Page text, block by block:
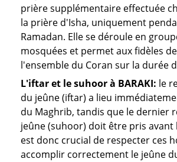
prière supplémentaire effectuée
la prière d'Isha, uniquement
Ramadan. Elle se déroule en
mosquées et permet aux fidèles
l'ensemble du Coran sur la durée
L'iftar et le suhoor à BARAKI: le
du jeûne (iftar) a lieu
du Maghrib, tandis que le dernier
jeûne (suhoor) doit être pris avant
est donc crucial de respecter ces
accomplir correctement le jeûne